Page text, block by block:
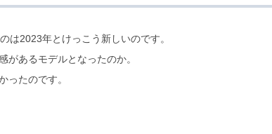
は2023年とけっこう新しいのです。
があるモデルとなったのか。
ったのです。